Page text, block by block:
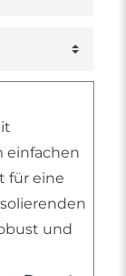
einfachen
für eine
und